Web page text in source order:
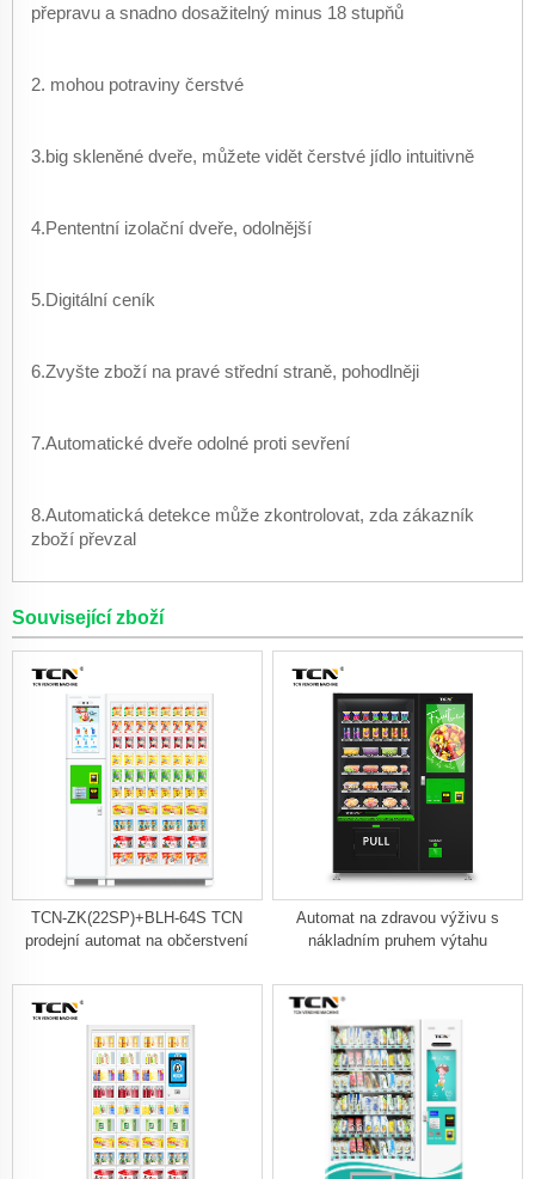
přepravu a snadno dosažitelný minus 18 stupňů
2. mohou potraviny čerstvé
3.big skleněné dveře, můžete vidět čerstvé jídlo intuitivně
4.Pententní izolační dveře, odolnější
5.Digitální ceník
6.Zvyšte zboží na pravé střední straně, pohodlněji
7.Automatické dveře odolné proti sevření
8.Automatická detekce může zkontrolovat, zda zákazník
zboží převzal
Související zboží
TCN-ZK(22SP)+BLH-64S TCN
prodejní automat na občerstvení
Automat na zdravou výživu s
nákladním pruhem výtahu